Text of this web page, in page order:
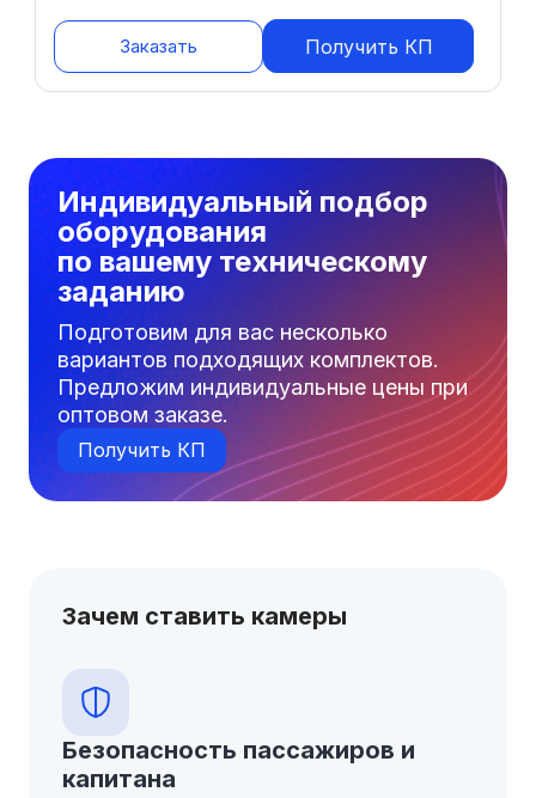
Заказать Получить КП
Индивидуальный подбор
оборудования
по вашему техническому
заданию
Подготовим для вас несколько
вариантов подходящих комплектов.
Предложим индивидуальные цены при
оптовом заказе.
Получить КП
Зачем ставить камеры
Безопасность пассажиров и
капитана